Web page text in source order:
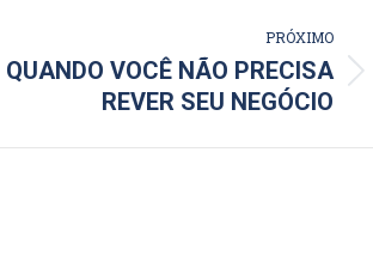
PRÓXIMO
QUANDO VOCÊ NÃO PRECISA
REVER SEU NEGÓCIO